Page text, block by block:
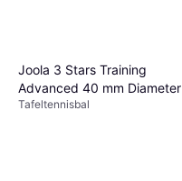
Joola 3 Stars Training
Advanced 40 mm Diameter
Premium Table Tennis Balls
Tafeltennisbal